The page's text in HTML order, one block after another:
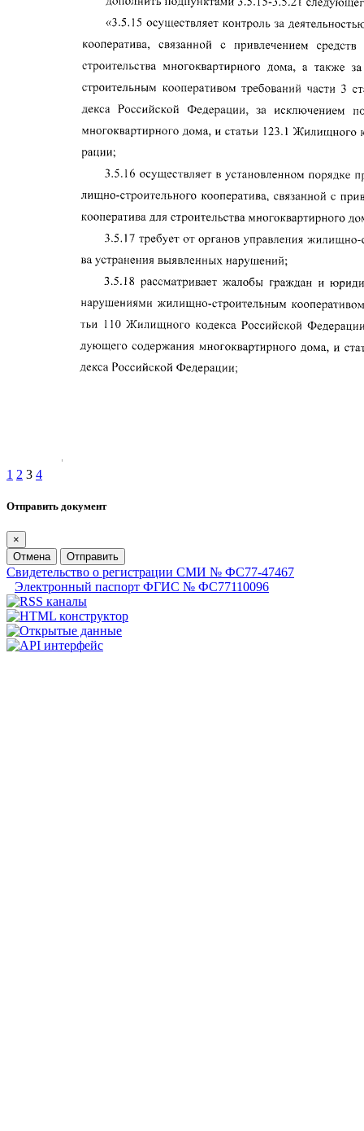
1 2 3 4
Отправить документ
×
Отмена
Отправить
Свидетельство о регистрации СМИ № ФС77-47467
Электронный паспорт ФГИС № ФС77110096